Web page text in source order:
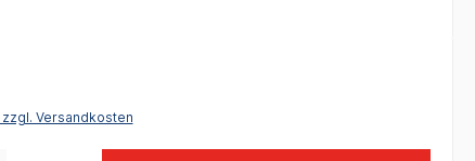
Versandkosten